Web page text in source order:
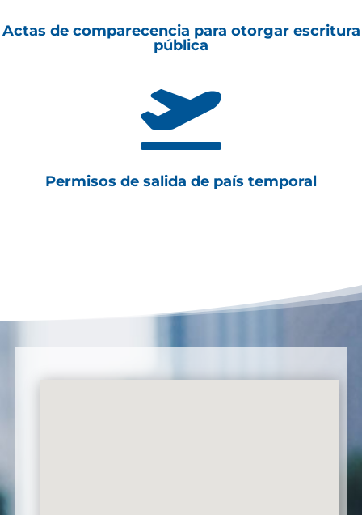
Actas de comparecencia para otorgar escritura
pública

Permisos de salida de país temporal